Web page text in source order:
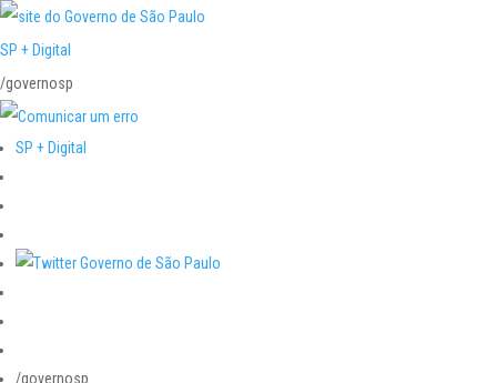
SP + Digital
/governosp
SP + Digital
/governosp